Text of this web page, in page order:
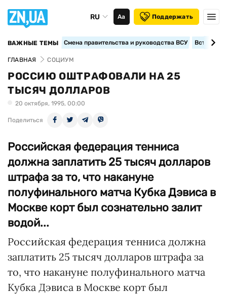
RU Аа Поддержать
ВАЖНЫЕ ТЕМЫ Смена правительства и руководства ВСУ
ГЛАВНАЯ СОЦИУМ
РОССИЮ ОШТРАФОВАЛИ НА 25
ТЫСЯЧ ДОЛЛАРОВ
20 октября, 1995, 00:00
Поделиться
Российская федерация тенниса
должна заплатить 25 тысяч долларов
штрафа за то, что накануне
полуфинального матча Кубка Дэвиса в
Москве корт был сознательно залит
водой...
Российская федерация тенниса должна
заплатить 25 тысяч долларов штрафа за
то, что накануне полуфинального матча
Кубка Дэвиса в Москве корт был